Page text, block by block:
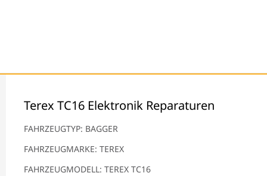
Terex TC16 Elektronik Reparaturen
FAHRZEUGTYP: BAGGER
FAHRZEUGMARKE: TEREX
FAHRZEUGMODELL: TEREX TC16